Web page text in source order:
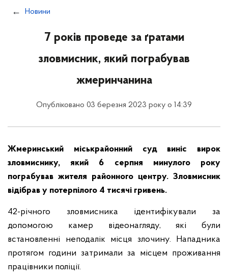
Новини
7 років проведе за ґратами
зловмисник, який пограбував
жмеринчанина
Опубліковано 03 березня 2023 року о 14:39
Жмеринський міськрайонний суд виніс вирок
зловмиснику, який 6 серпня минулого року
пограбував жителя районного центру. Зловмисник
відібрав у потерпілого 4 тисячі гривень.
42-річного зловмисника ідентифікували за
допомогою камер відеонагляду, які були
встановленні неподалік місця злочину. Нападника
протягом години затримали за місцем проживання
працівники поліції.